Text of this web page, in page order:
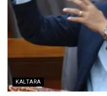
KALTARA